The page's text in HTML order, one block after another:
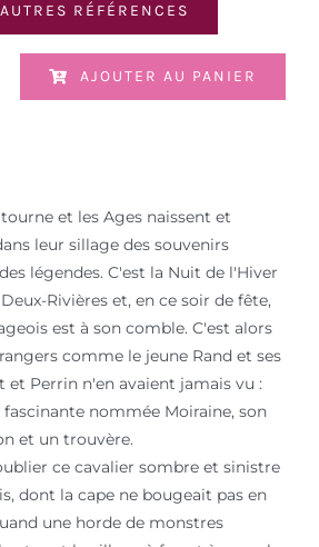
RÉFÉRENCES
AJOUTER AU PANIER
et les Ages naissent et
leur sillage des souvenirs
légendes. C'est la Nuit de l'Hiver
Rivières et, en ce soir de fête,
est à son comble. C'est alors
comme le jeune Rand et ses
et Perrin n'en avaient jamais vu :
nommée Moiraine, son
et un trouvère.
ce cavalier sombre et sinistre
dont la cape ne bougeait pas en
une horde de monstres